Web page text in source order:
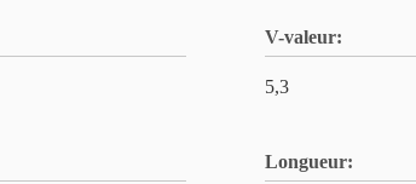
V-valeur:
5,3
Longueur: